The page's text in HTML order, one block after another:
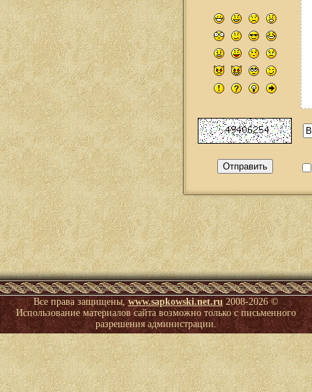
Все права защищены,www.sapkowski.net.ru2008-2026 ©
Использование материалов сайта возможно только с письменного
разрешения администрации.